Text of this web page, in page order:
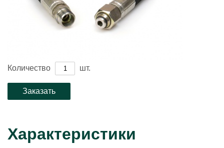
Количество шт.
Характеристики